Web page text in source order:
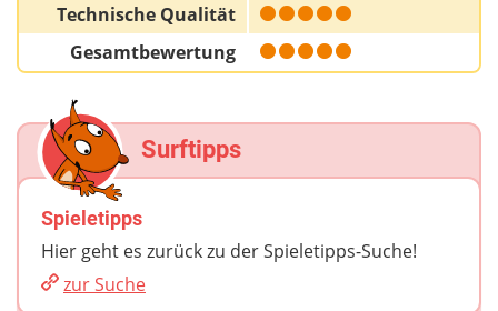
Technische Qualität
Gesamtbewertung
Surftipps
Spieletipps
Hier geht es zurück zu der Spieletipps-Suche!
zur Suche